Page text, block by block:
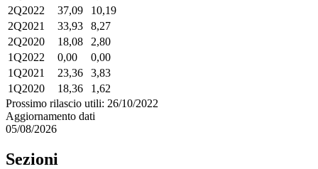
2Q2022
37,09
10,19
2Q2021
33,93
8,27
2Q2020
18,08
2,80
1Q2022
0,00
0,00
1Q2021
23,36
3,83
1Q2020
18,36
1,62
Prossimo rilascio utili: 26/10/2022
Aggiornamento dati
05/08/2026
Sezioni